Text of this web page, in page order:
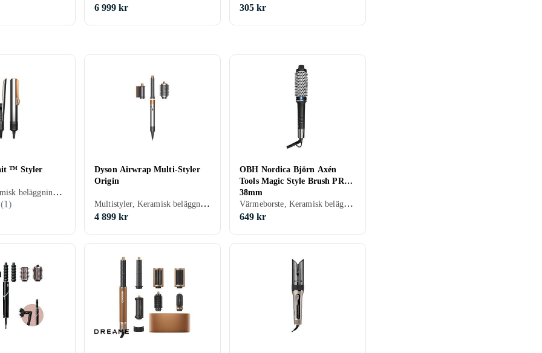
6 999 kr
305 kr
™ Styler
Plattång, Keramisk beläggning, Ånga, Avjoniserande, Automatisk avstängning, Display, 140 grader
(1)
Dyson Airwrap Multi-Styler
Origin
Multistyler, Keramisk beläggning, Avjoniserande, 48 mm, 150 grader
4 899 kr
OBH Nordica Björn Axén
Tools Magic Style Brush PRO
38mm
Värmeborste, Keramisk beläggning, Avjoniserande, Rörligt sladdfäste, Automatisk avstängning, Display, 38 mm, 200 grader
649 kr